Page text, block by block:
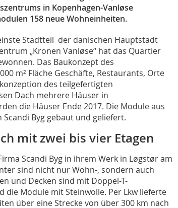
in Kopenhagen-Vanløse
158 neue Wohneinheiten.
Stadtteil der dänischen Hauptstadt
„Kronen Vanløse“ hat das Quartier
Das Baukonzept des
m² Fläche Geschäfte, Restaurants, Orte
des teilgefertigten
Dach mehrere Häuser in
die Häuser Ende 2017. Die Module aus
Byg gebaut und geliefert.
mit zwei bis vier Etagen
Scandi Byg in ihrem Werk in Løgstør am
sind nicht nur Wohn-, sondern auch
und Decken sind mit Doppel-T-
die Module mit Steinwolle. Per Lkw lieferte
über eine Strecke von über 300 km nach